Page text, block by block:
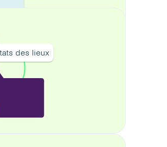
des lieux